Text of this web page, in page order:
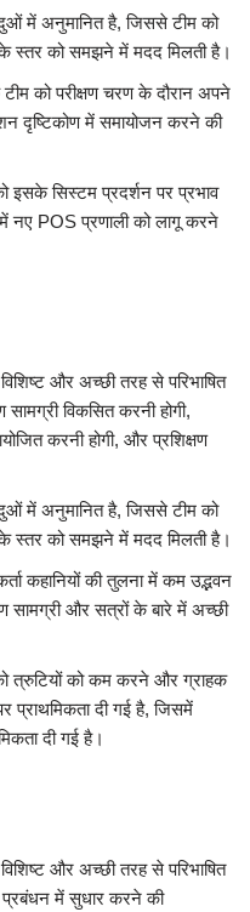
में अनुमानित है, जिससे टीम को
स्तर को समझने में मदद मिलती है।
टीम को परीक्षण चरण के दौरान अपने
दृष्टिकोण में समायोजन करने की
इसके सिस्टम प्रदर्शन पर प्रभाव
नए POS प्रणाली को लागू करने
और अच्छी तरह से परिभाषित
विकसित करनी होगी,
करनी होगी, और प्रशिक्षण
में अनुमानित है, जिससे टीम को
स्तर को समझने में मदद मिलती है।
कहानियों की तुलना में कम उद्भवन
सामग्री और सत्रों के बारे में अच्छी
को त्रुटियों को कम करने और ग्राहक
दी गई है, जिसमें
दी गई है।
और अच्छी तरह से परिभाषित
प्रबंधन में सुधार करने की